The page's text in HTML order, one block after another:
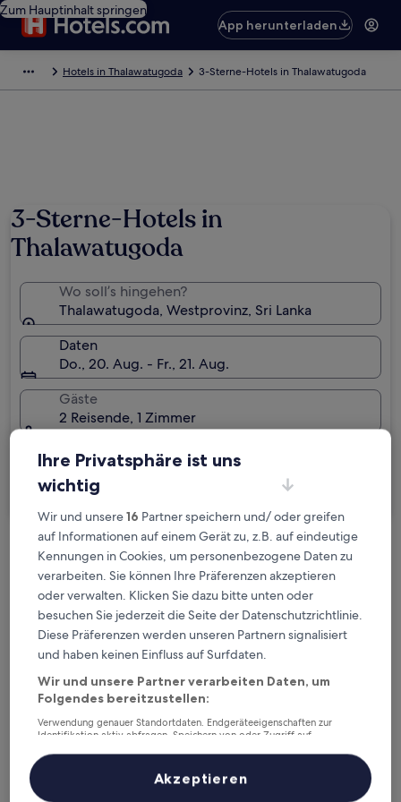
Zum Hauptinhalt springen
App herunterladen
Hotels in Thalawatugoda 3-Sterne-Hotels in Thalawatugoda
3-Sterne-Hotels in
Thalawatugoda
Wo soll’s hingehen?
Thalawatugoda, Westprovinz, Sri Lanka
Daten
Do., 20. Aug. - Fr., 21. Aug.
Gäste
2 Reisende, 1 Zimmer
Ich reise geschäftlich
Kostenlose Stornierung bei
Planänderungen
Verdiene Prämien für jede
wahrgenommene Übernachtung
Mehr sparen mit Preisen für Mitglieder
Überprüfe die Preise für diese Daten
Ihre Privatsphäre ist uns
wichtig
Wir und unsere16 Partner speichern und/ oder greifen
auf Informationen auf einem Gerät zu, z.B. auf eindeutige
Kennungen in Cookies, um personenbezogene Daten zu
verarbeiten. Sie können Ihre Präferenzen akzeptieren
oder verwalten. Klicken Sie dazu bitte unten oder
besuchen Sie jederzeit die Seite der Datenschutzrichtlinie.
Diese Präferenzen werden unseren Partnern signalisiert
und haben keinen Einfluss auf Surfdaten.
Wir und unsere Partner verarbeiten Daten, um
Folgendes bereitzustellen:
Verwendung genauer Standortdaten. Endgeräteeigenschaften zur
Identifikation aktiv abfragen. Speichern von oder Zugriff auf
Inhalte, Messung von Werbeleistung und der Performance von Inhalten,
Zielgruppenforschung sowie Entwicklung und Verbesserung von
Akzeptieren